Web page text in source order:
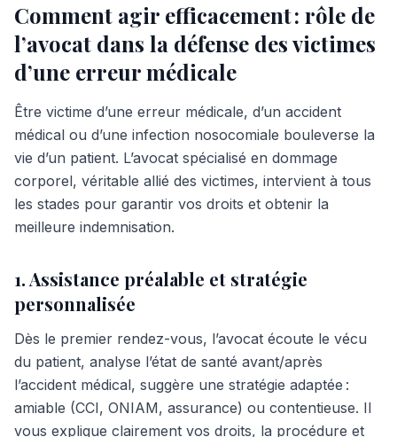
Comment agir efficacement : rôle de
l’avocat dans la défense des victimes
d’une erreur médicale
Être victime d’une erreur médicale, d’un accident
médical ou d’une infection nosocomiale bouleverse la
vie d’un patient. L’avocat spécialisé en dommage
corporel, véritable allié des victimes, intervient à tous
les stades pour garantir vos droits et obtenir la
meilleure indemnisation.
1. Assistance préalable et stratégie
personnalisée
Dès le premier rendez-vous, l’avocat écoute le vécu
du patient, analyse l’état de santé avant/après
l’accident médical, suggère une stratégie adaptée :
amiable (CCI, ONIAM, assurance) ou contentieuse. Il
vous explique clairement vos droits, la procédure et